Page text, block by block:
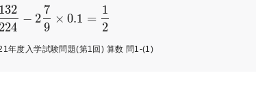
132
224
− 2
7
9
× 0.1 =
1
2
年度入学試験問題(第1回) 算数 問1-(1)